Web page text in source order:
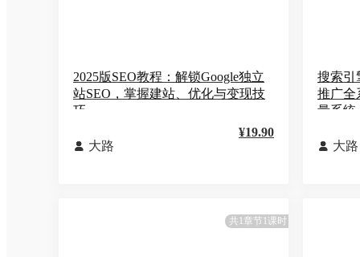
2025版SEO教程：解锁Google独立
站SEO，掌握建站、优化与变现技
巧
 大路
¥19.90
搜索引
推广全
量系统
 大路
共1章节1课时